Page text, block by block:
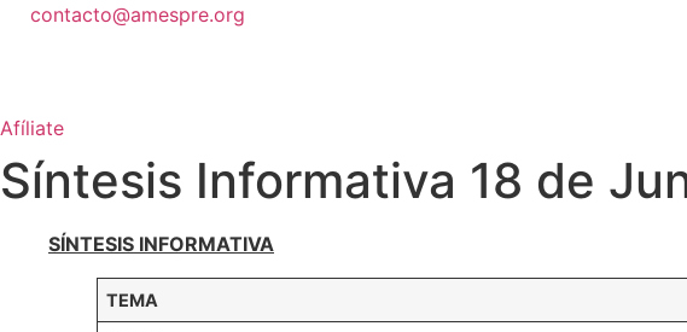
contacto@amespre.org
Afíliate
Síntesis Informativa 18 de
SÍNTESIS INFORMATIVA
TEMA